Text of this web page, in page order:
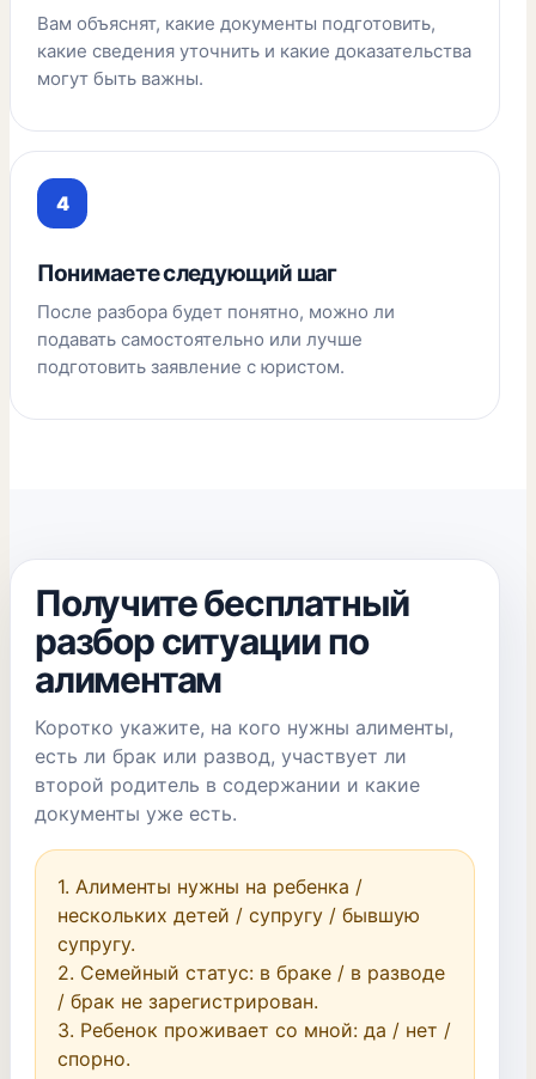
Вам объяснят, какие документы подготовить,
какие сведения уточнить и какие доказательства
могут быть важны.
Понимаете следующий шаг
После разбора будет понятно, можно ли
подавать самостоятельно или лучше
подготовить заявление с юристом.
Получите бесплатный
разбор ситуации по
алиментам
Коротко укажите, на кого нужны алименты,
есть ли брак или развод, участвует ли
второй родитель в содержании и какие
документы уже есть.
1. Алименты нужны на ребенка /
нескольких детей / супругу / бывшую
супругу.
2. Семейный статус: в браке / в разводе
/ брак не зарегистрирован.
3. Ребенок проживает со мной: да / нет /
спорно.